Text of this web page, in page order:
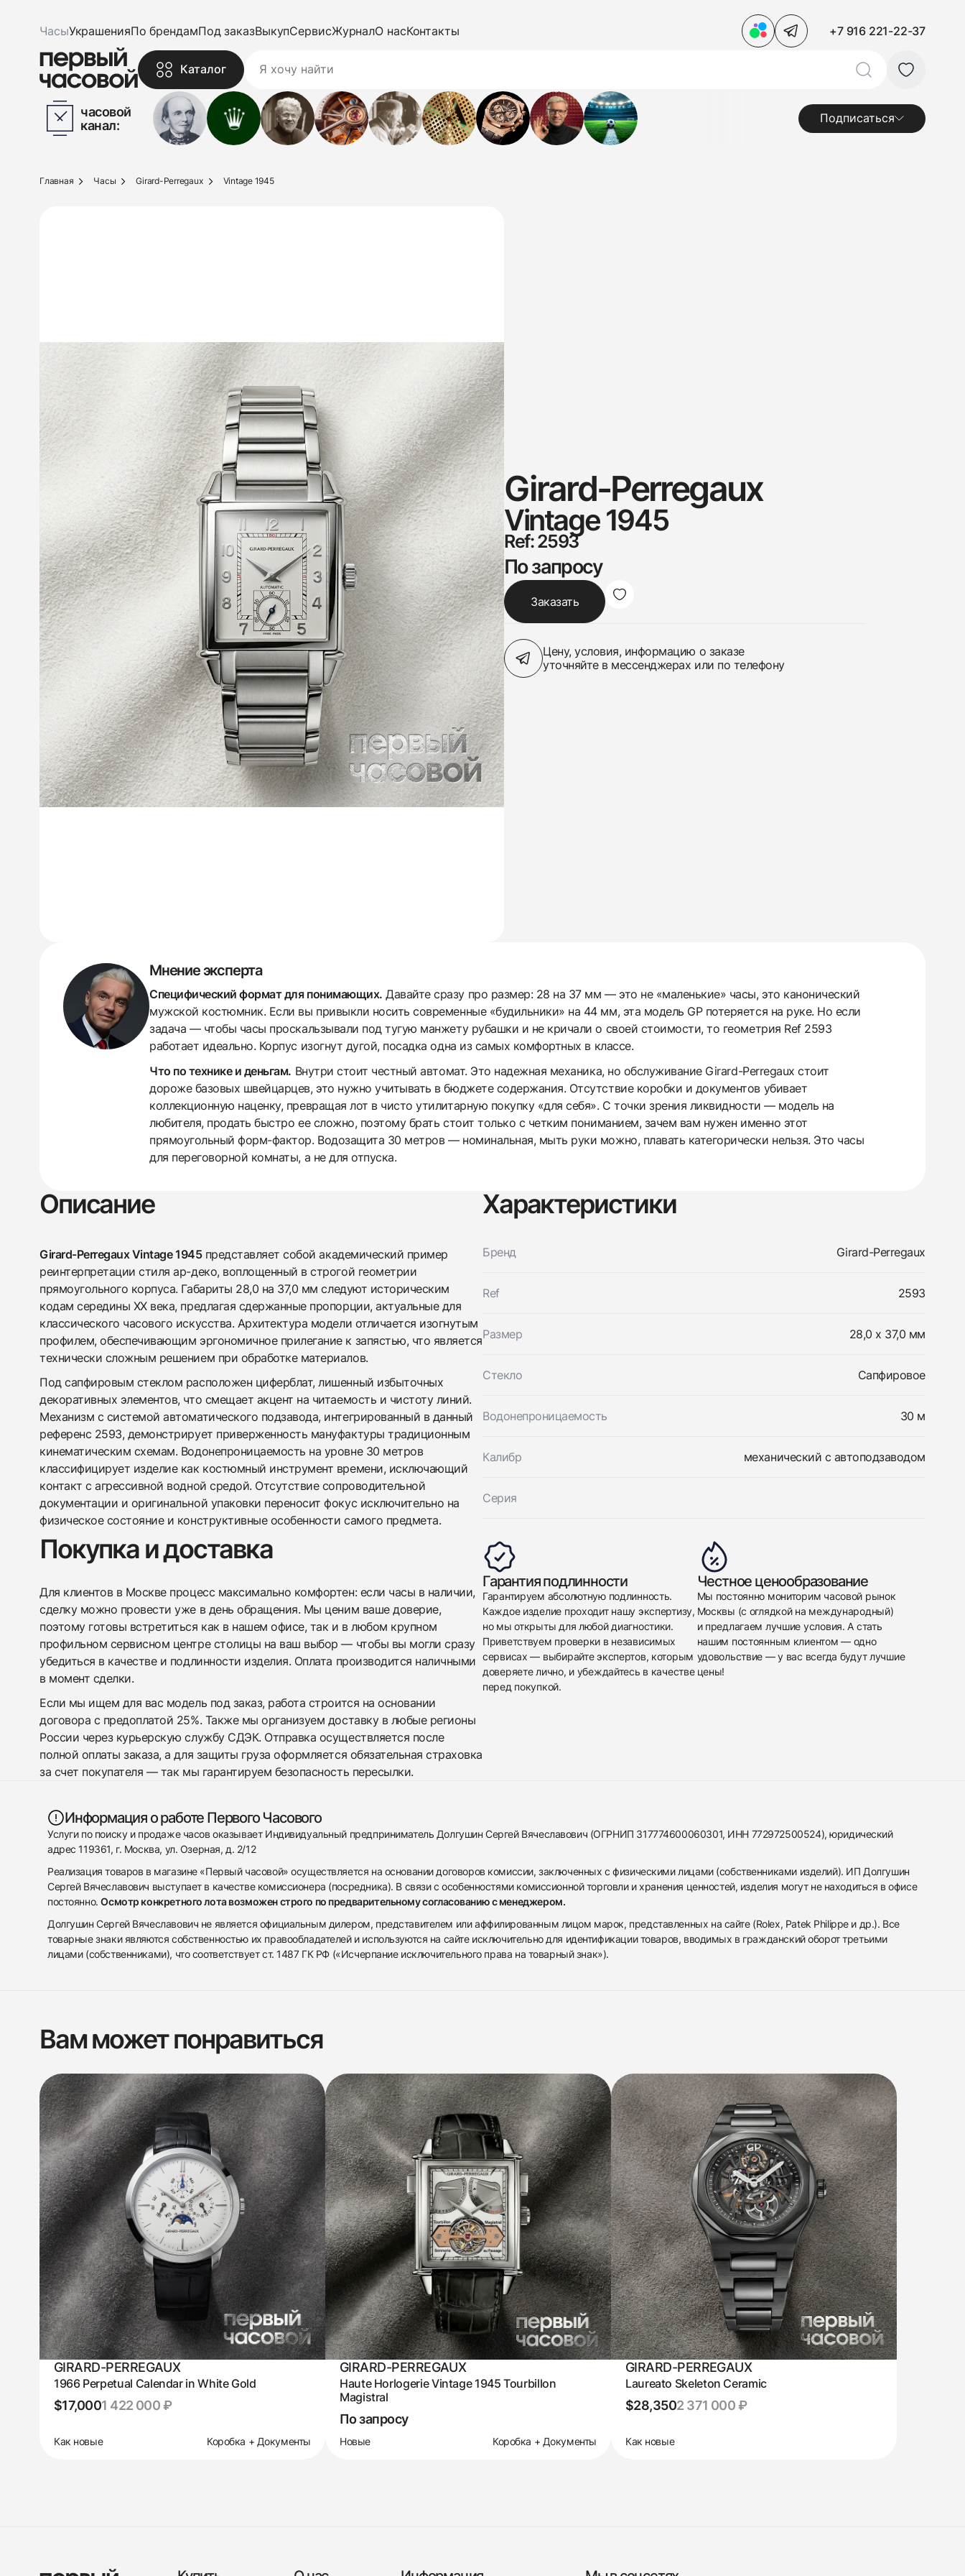
ЧасыУкрашенияПо брендамПод заказВыкупСервисЖурналО насКонтакты +7 916 221-22-37
Каталог
часовой
канал:
Подписаться
438
285
145
142
205
204
195
150
6
Главная Часы Girard-Perregaux Vintage 1945
Girard-Perregaux
Vintage 1945
Ref: 2593
По запросу
Заказать
Цену, условия, информацию о заказе
уточняйте в мессенджерах или по телефону
Мнение эксперта
Специфический формат для понимающих. Давайте сразу про размер: 28 на 37 мм — это не «маленькие» часы, это канонический
мужской костюмник. Если вы привыкли носить современные «будильники» на 44 мм, эта модель GP потеряется на руке. Но если
задача — чтобы часы проскальзывали под тугую манжету рубашки и не кричали о своей стоимости, то геометрия Ref 2593
работает идеально. Корпус изогнут дугой, посадка одна из самых комфортных в классе.
Что по технике и деньгам. Внутри стоит честный автомат. Это надежная механика, но обслуживание Girard-Perregaux стоит
дороже базовых швейцарцев, это нужно учитывать в бюджете содержания. Отсутствие коробки и документов убивает
коллекционную наценку, превращая лот в чисто утилитарную покупку «для себя». С точки зрения ликвидности — модель на
любителя, продать быстро ее сложно, поэтому брать стоит только с четким пониманием, зачем вам нужен именно этот
прямоугольный форм-фактор. Водозащита 30 метров — номинальная, мыть руки можно, плавать категорически нельзя. Это часы
для переговорной комнаты, а не для отпуска.
Описание
Girard-Perregaux Vintage 1945представляет собой академический пример
реинтерпретации стиля ар-деко, воплощенный в строгой геометрии
прямоугольного корпуса. Габариты 28,0 на 37,0 мм следуют историческим
кодам середины XX века, предлагая сдержанные пропорции, актуальные для
классического часового искусства. Архитектура модели отличается изогнутым
профилем, обеспечивающим эргономичное прилегание к запястью, что является
технически сложным решением при обработке материалов.
Под сапфировым стеклом расположен циферблат, лишенный избыточных
декоративных элементов, что смещает акцент на читаемость и чистоту линий.
Механизм с системой автоматического подзавода, интегрированный в данный
референс 2593, демонстрирует приверженность мануфактуры традиционным
кинематическим схемам. Водонепроницаемость на уровне 30 метров
классифицирует изделие как костюмный инструмент времени, исключающий
контакт с агрессивной водной средой. Отсутствие сопроводительной
документации и оригинальной упаковки переносит фокус исключительно на
физическое состояние и конструктивные особенности самого предмета.
Характеристики
Бренд Girard-Perregaux
Ref 2593
Размер 28,0 х 37,0 мм
Стекло Сапфировое
Водонепроницаемость 30 м
Калибр механический с автоподзаводом
Серия
Покупка и доставка
Для клиентов в Москве процесс максимально комфортен: если часы в наличии,
сделку можно провести уже в день обращения. Мы ценим ваше доверие,
поэтому готовы встретиться как в нашем офисе, так и в любом крупном
профильном сервисном центре столицы на ваш выбор — чтобы вы могли сразу
убедиться в качестве и подлинности изделия. Оплата производится наличными
в момент сделки.
Если мы ищем для вас модель под заказ, работа строится на основании
договора с предоплатой 25%. Также мы организуем доставку в любые регионы
России через курьерскую службу СДЭК. Отправка осуществляется после
полной оплаты заказа, а для защиты груза оформляется обязательная страховка
за счет покупателя — так мы гарантируем безопасность пересылки.
Гарантия подлинности
Гарантируем абсолютную подлинность.
Каждое изделие проходит нашу экспертизу,
но мы открыты для любой диагностики.
Приветствуем проверки в независимых
сервисах — выбирайте экспертов, которым
доверяете лично, и убеждайтесь в качестве
перед покупкой.
Честное ценообразование
Мы постоянно мониторим часовой рынок
Москвы (с оглядкой на международный)
и предлагаем лучшие условия. А стать
нашим постоянным клиентом — одно
удовольствие — у вас всегда будут лучшие
цены!
Информация о работе Первого Часового
Услуги по поиску и продаже часов оказывает Индивидуальный предприниматель Долгушин Сергей Вячеславович (ОГРНИП 317774600060301, ИНН 772972500524), юридический
адрес 119361, г. Москва, ул. Озерная, д. 2/12
Реализация товаров в магазине «Первый часовой» осуществляется на основании договоров комиссии, заключенных с физическими лицами (собственниками изделий). ИП Долгушин
Сергей Вячеславович выступает в качестве комиссионера (посредника). В связи с особенностями комиссионной торговли и хранения ценностей, изделия могут не находиться в офисе
постоянно.Осмотр конкретного лота возможен строго по предварительному согласованию с менеджером.
Долгушин Сергей Вячеславович не является официальным дилером, представителем или аффилированным лицом марок, представленных на сайте (Rolex, Patek Philippe и др.). Все
товарные знаки являются собственностью их правообладателей и используются на сайте исключительно для идентификации товаров, вводимых в гражданский оборот третьими
лицами (собственниками), что соответствует ст. 1487 ГК РФ («Исчерпание исключительного права на товарный знак»).
Заказать эти часы
Оставьте ваши контактные данные и мы свяжемся с
вами
Girard-Perregaux
Vintage 1945
Хорошее
Отправить заявку
вами
Girard-Perregaux
Vintage 1945
Хорошее
$1,150
Приложите фото ваших часов…
Вам может понравиться
GIRARD-PERREGAUX
1966 Perpetual Calendar in White Gold
$17,0001 422 000 ₽
Как новые Коробка + Документы
GIRARD-PERREGAUX
Haute Horlogerie Vintage 1945 Tourbillon
Magistral
По запросу
Новые Коробка + Документы
GIRARD-PERREGAUX
Laureato Skeleton Ceramic
$28,3502 371 000 ₽
Как новые